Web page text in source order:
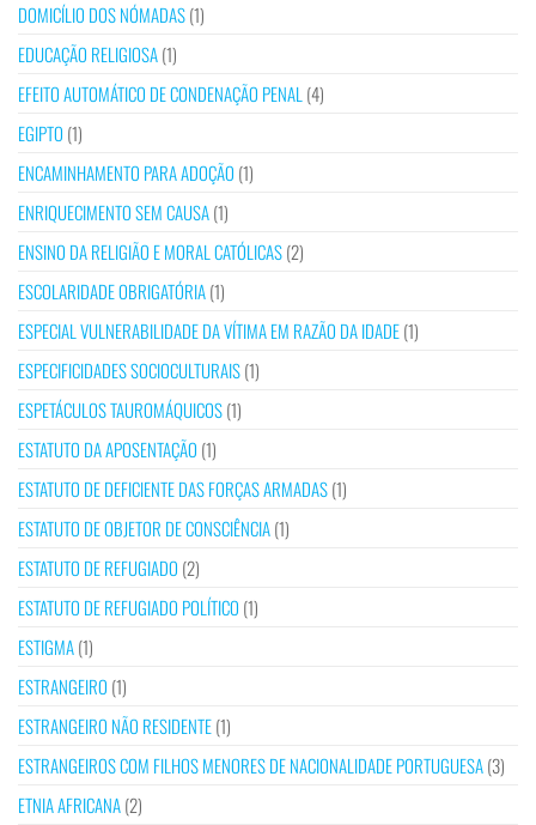
DOMICÍLIO DOS NÓMADAS(1)
EDUCAÇÃO RELIGIOSA(1)
EFEITO AUTOMÁTICO DE CONDENAÇÃO PENAL (4)
EGIPTO (1)
ENCAMINHAMENTO PARA ADOÇÃO (1)
ENRIQUECIMENTO SEM CAUSA(1)
ENSINO DA RELIGIÃO E MORAL CATÓLICAS(2)
ESCOLARIDADE OBRIGATÓRIA(1)
ESPECIAL VULNERABILIDADE DA VÍTIMA EM RAZÃO DA IDADE(1)
ESPECIFICIDADES SOCIOCULTURAIS(1)
ESPETÁCULOS TAUROMÁQUICOS(1)
ESTATUTO DA APOSENTAÇÃO (1)
ESTATUTO DE DEFICIENTE DAS FORÇAS ARMADAS(1)
ESTATUTO DE OBJETOR DE CONSCIÊNCIA(1)
ESTATUTO DE REFUGIADO (2)
ESTATUTO DE REFUGIADO POLÍTICO (1)
ESTIGMA(1)
ESTRANGEIRO (1)
ESTRANGEIRO NÃO RESIDENTE(1)
ESTRANGEIROS COM FILHOS MENORES DE NACIONALIDADE PORTUGUESA(3)
ETNIA AFRICANA(2)